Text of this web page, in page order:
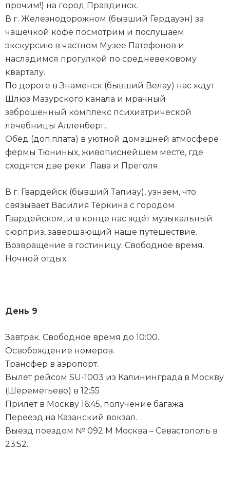
прочим!) на город Правдинск.
В г. Железнодорожном (бывший Гердауэн) за
чашечкой кофе посмотрим и послушаем
экскурсию в частном Музее Патефонов и
насладимся прогулкой по средневековому
кварталу.
По дороге в Знаменск (бывший Велау) нас ждут
Шлюз Мазурского канала и мрачный
заброшенный комплекс психиатрической
лечебницы Алленберг.
Обед (доп.плата) в уютной домашней атмосфере
фермы Тюниных, живописнейшем месте, где
сходятся две реки: Лава и Преголя.
В г. Гвардейск (бывший Тапиау), узнаем, что
связывает Василия Тёркина с городом
Гвардейском, и в конце нас ждёт музыкальный
сюрприз, завершающий наше путешествие.
Возвращение в гостиницу. Свободное время.
Ночной отдых.
День 9
Завтрак. Свободное время до 10:00.
Освобождение номеров.
Трансфер в аэропорт.
Вылет рейсом SU-1003 из Калининграда в Москву
(Шереметьево) в 12:55
Прилет в Москву 16:45, получение багажа.
Переезд на Казанский вокзал.
Выезд поездом № 092 М Москва – Севастополь в
23:52.